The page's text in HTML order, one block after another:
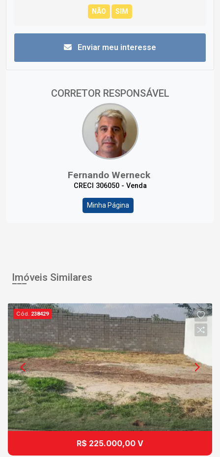
Enviar meu interesse
CORRETOR RESPONSÁVEL
Fernando Werneck
CRECI 306050 - Venda
Minha Página
Imóveis Similares
Cód. 238429
R$ 225.000,00 V